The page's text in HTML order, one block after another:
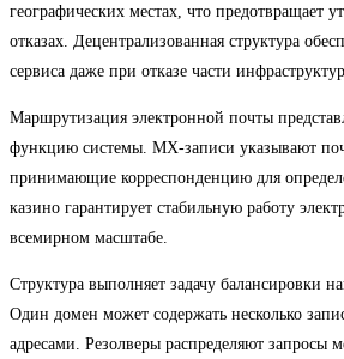
географических местах, что предотвращает
отказах. Децентрализованная структура
сервиса даже при отказе части
Маршрутизация электронной почты
функцию системы. MX-записи указывают
принимающие корреспонденцию для
казино гарантирует стабильную работу
всемирном масштабе.
Структура выполняет задачу балансировки
Один домен может содержать несколько
адресами. Резолверы распределяют запросы